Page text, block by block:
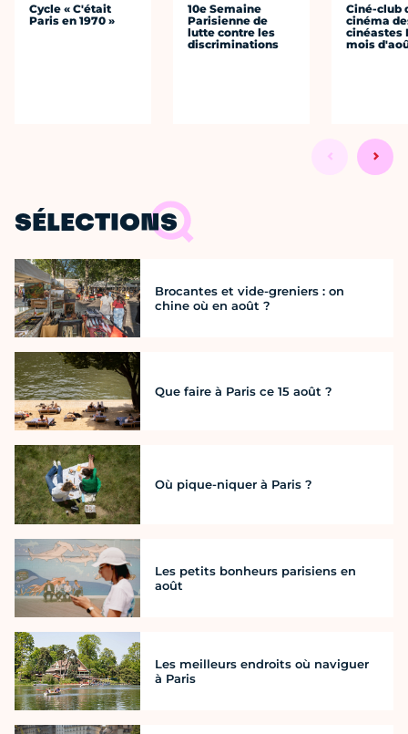
Cycle « C'était
Paris en 1970 »
10e Semaine
Parisienne de
lutte contre les
discriminations
Ciné-club
cinéma
cinéastes
mois
SÉLECTIONS
Brocantes et vide-greniers : on
chine où en août ?
Que faire à Paris ce 15 août ?
Où pique-niquer à Paris ?
Les petits bonheurs parisiens en
août
Les meilleurs endroits où naviguer
à Paris